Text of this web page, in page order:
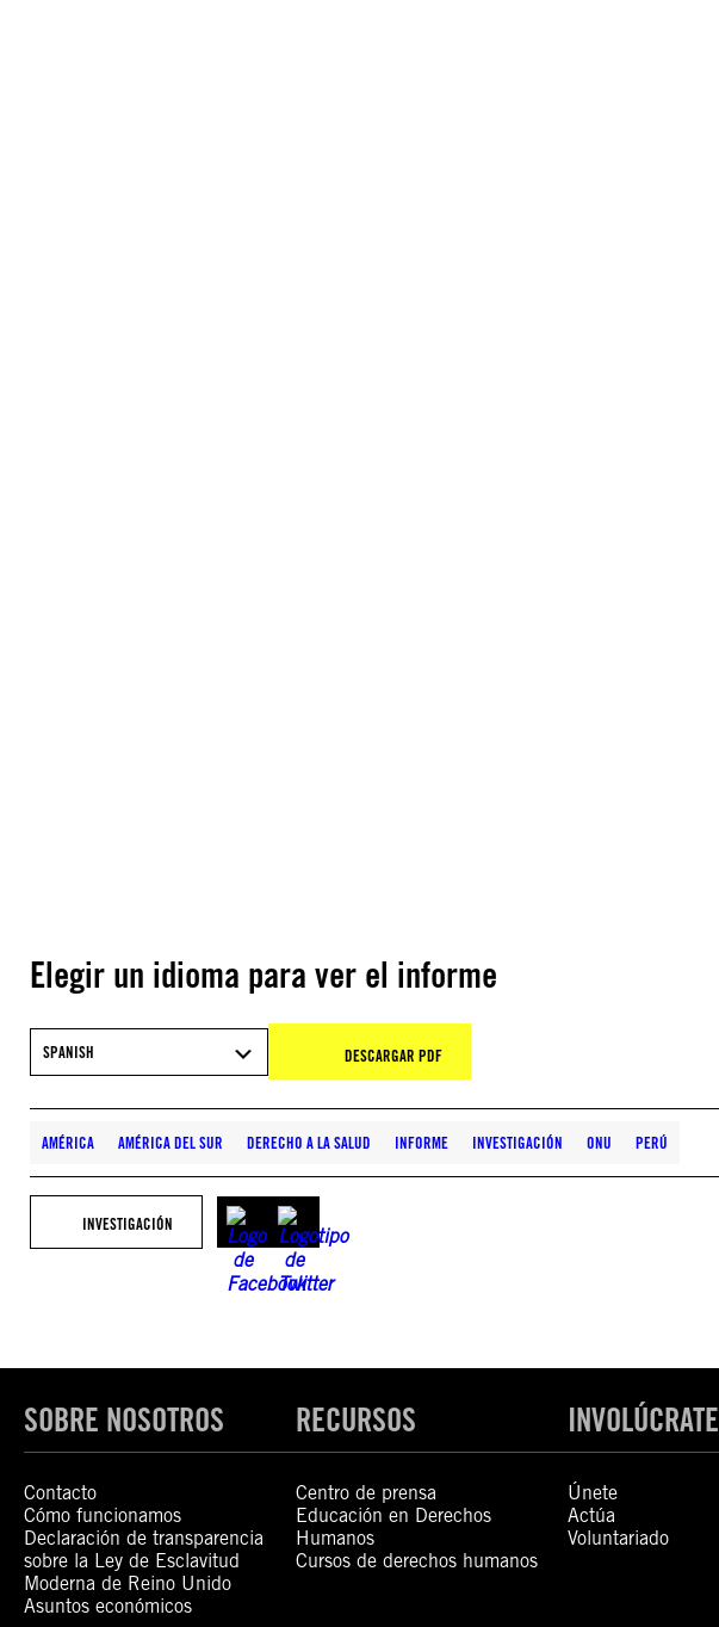
Elegir un idioma para ver el informe
SPANISH DESCARGAR PDF
AMÉRICA AMÉRICA DEL SUR DERECHO A LA SALUD INFORME INVESTIGACIÓN ONU PERÚ
INVESTIGACIÓN
SOBRE NOSOTROS
Contacto
Cómo funcionamos
Declaración de transparencia
sobre la Ley de Esclavitud
Moderna de Reino Unido
Asuntos económicos
RECURSOS
Centro de prensa
Educación en Derechos
Humanos
Cursos de derechos humanos
INVOLÚCRATE
Únete
Actúa
Voluntariado